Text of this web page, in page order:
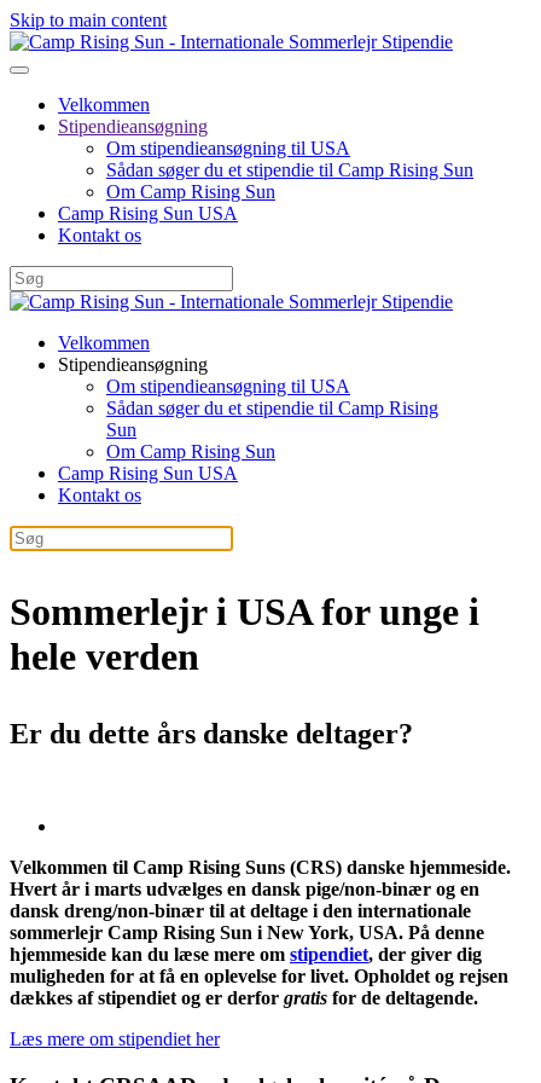
Skip to main content
Velkommen
Stipendieansøgning
Om stipendieansøgning til USA
Sådan søger du et stipendie til Camp Rising Sun
Om Camp Rising Sun
Camp Rising Sun USA
Kontakt os
Velkommen
Stipendieansøgning
Om stipendieansøgning til USA
Sådan søger du et stipendie til Camp Rising
Sun
Om Camp Rising Sun
Camp Rising Sun USA
Kontakt os
Sommerlejr i USA for unge i
hele verden
Er du dette års danske deltager?
Velkommen til Camp Rising Suns (CRS) danske hjemmeside.
Hvert år i marts udvælges en dansk pige/non-binær og en
dansk dreng/non-binær til at deltage i den internationale
sommerlejr Camp Rising Sun i New York, USA. På denne
hjemmeside kan du læse mere om stipendiet, der giver dig
muligheden for at få en oplevelse for livet. Opholdet og rejsen
dækkes af stipendiet og er derfor gratis for de deltagende.
Læs mere om stipendiet her